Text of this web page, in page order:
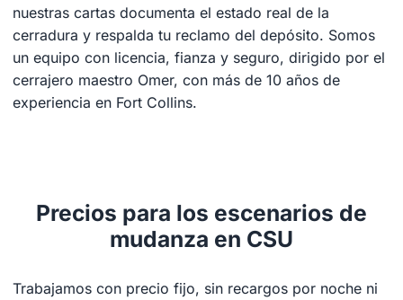
nuestras cartas documenta el estado real de la
cerradura y respalda tu reclamo del depósito. Somos
un equipo con licencia, fianza y seguro, dirigido por el
cerrajero maestro Omer, con más de 10 años de
experiencia en Fort Collins.
Precios para los escenarios de
mudanza en CSU
Trabajamos con precio fijo, sin recargos por noche ni